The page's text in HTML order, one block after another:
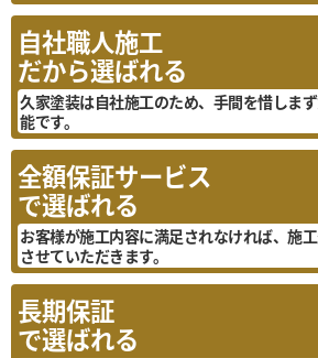
自社職人施工
だから選ばれる
久家塗装は自社施工のため、手間を惜しま
能です。
全額保証サービス
で選ばれる
お客様が施工内容に満足されなければ、施
させていただきます。
長期保証
で選ばれる